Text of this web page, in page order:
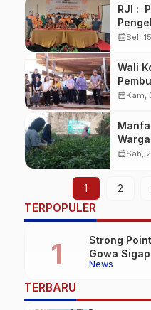
RJI :
calendar_monthSel,
Wali
calendar_monthKam,
calendar_monthSab,
1 2
TERPOPULER
News
Strong
Gowa
Kecelakaan
TERBARU